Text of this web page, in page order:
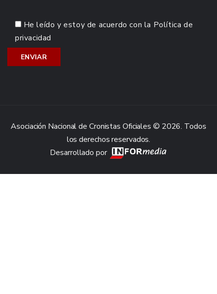
He leído y estoy de acuerdo con la Política de
privacidad
Asociación Nacional de Cronistas Oficiales © 2026. Todos
los derechos reservados.
Desarrollado por